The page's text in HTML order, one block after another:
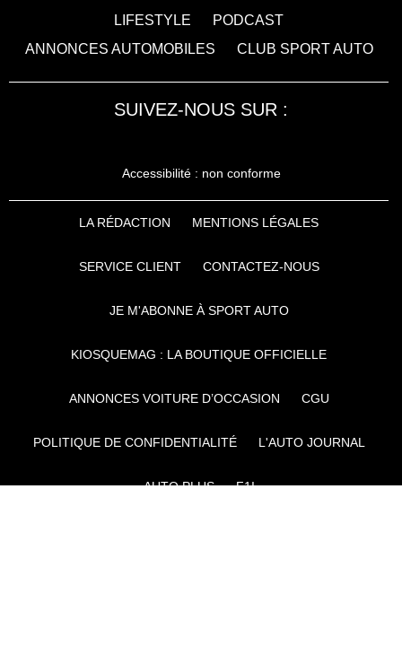
LIFESTYLE
PODCAST
ANNONCES AUTOMOBILES
CLUB SPORT AUTO
SUIVEZ-NOUS SUR :
Accessibilité : non conforme
LA RÉDACTION MENTIONS LÉGALES
SERVICE CLIENT CONTACTEZ-NOUS
JE M'ABONNE À SPORT AUTO
KIOSQUEMAG : LA BOUTIQUE OFFICIELLE
ANNONCES VOITURE D’OCCASION CGU
POLITIQUE DE CONFIDENTIALITÉ L'AUTO JOURNAL
AUTO PLUS F1I